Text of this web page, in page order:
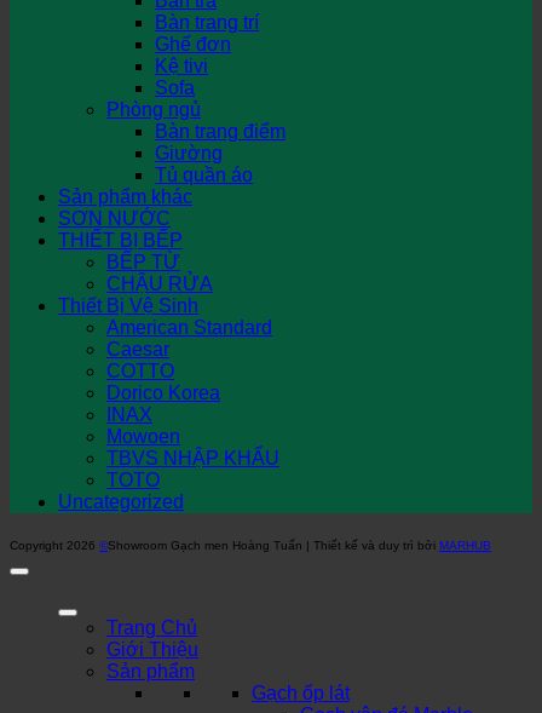
Bàn trang trí
Ghế đơn
Kệ tivi
Sofa
Phòng ngủ
Bàn trang điểm
Giường
Tủ quần áo
Sản phẩm khác
SƠN NƯỚC
THIẾT BỊ BẾP
BẾP TỪ
CHẬU RỬA
Thiết Bị Vệ Sinh
American Standard
Caesar
COTTO
Dorico Korea
INAX
Mowoen
TBVS NHẬP KHẨU
TOTO
Uncategorized
Copyright 2026 ©Showroom Gạch men Hoàng Tuấn | Thiết kế và duy trì bởi MARHUB
Trang Chủ
Giới Thiệu
Sản phẩm
Gạch ốp lát